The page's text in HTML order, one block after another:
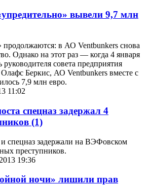
вывели 9,7 млн
в АО Ventbunkers снова
Однако на этот раз — когда 4 января
руководителя совета предприятия
Беркис, АО Ventbunkers вместе с
7,9 млн евро.
11:02
спецназ задержал 4
(1)
спецназ задержали на ВЭФовском
преступников.
19:36
ночи» лишили прав